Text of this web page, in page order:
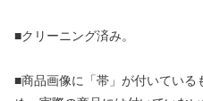
■クリーニング済み。
■商品画像に「帯」が付いている